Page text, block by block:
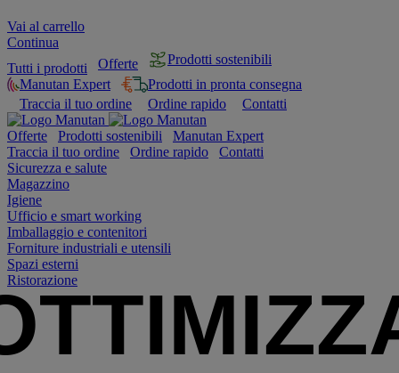
Vai al carrello
Continua
Tutti i prodotti
Offerte
Prodotti sostenibili
Manutan Expert
Prodotti in pronta consegna
Traccia il tuo ordine
Ordine rapido Contatti
Offerte Prodotti sostenibili
Manutan Expert
Traccia il tuo ordine
Ordine rapido
Contatti
Sicurezza e salute
Magazzino
Igiene
Ufficio e smart working
Imballaggio e contenitori
Forniture industriali e utensili
Spazi esterni
Ristorazione